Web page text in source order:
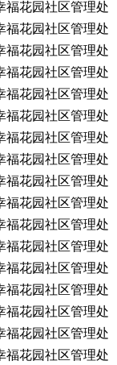
福花园社区管理处
福花园社区管理处
福花园社区管理处
福花园社区管理处
福花园社区管理处
福花园社区管理处
福花园社区管理处
福花园社区管理处
福花园社区管理处
福花园社区管理处
福花园社区管理处
福花园社区管理处
福花园社区管理处
福花园社区管理处
福花园社区管理处
福花园社区管理处
福花园社区管理处